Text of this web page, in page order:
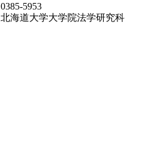
0385-5953
北海道大学大学院法学研究科